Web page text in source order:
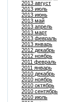
2013 август
2013 июль
2013 июнь
2013 май
2013 апрель
2013 март
2013 февраль
2013 январь
2012 декабрь
2012 ноябрь
2011 февраль
2011 январь
2010 декабрь
2010 ноябрь
2010 октябрь
2010 сентябрь
2010 июль